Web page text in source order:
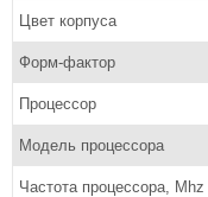
Цвет корпуса
Форм-фактор
Процессор
Модель процессора
Частота процессора, Mhz